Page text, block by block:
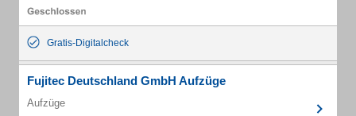
Gratis-Digitalcheck
Fujitec Deutschland GmbH Aufzüge
Aufzüge